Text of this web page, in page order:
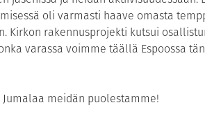
oli varmasti haave omasta
Kirkon rakennusprojekti kutsui
varassa voimme täällä Espoossa
meidän puolestamme!